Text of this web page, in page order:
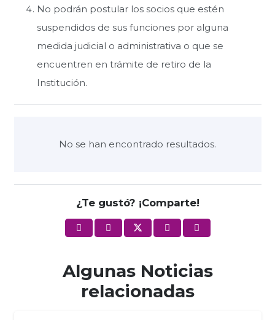
No podrán postular los socios que estén
suspendidos de sus funciones por alguna
medida judicial o administrativa o que se
encuentren en trámite de retiro de la
Institución.
No se han encontrado resultados.
¿Te gustó? ¡Comparte!
Algunas Noticias
relacionadas